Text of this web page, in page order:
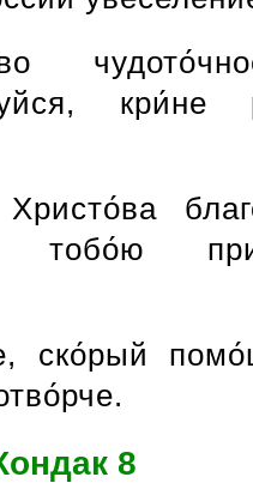
кри́не
тобо́ю
ско́рый
8